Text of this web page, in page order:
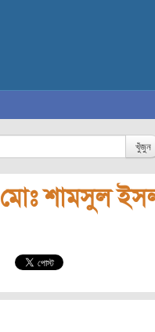
খুঁজুন
মোঃ শামসুল